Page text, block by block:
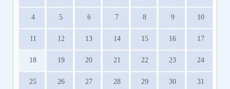
4 5 6 7 8 9 10
11 12 13 14 15 16 17
18 19 20 21 22 23 24
25 26 27 28 29 30 31